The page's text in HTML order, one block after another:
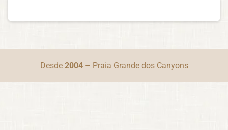
Desde 2004– Praia Grande dos Canyons